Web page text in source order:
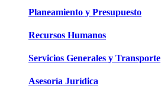
Planeamiento y Presupuesto
Recursos Humanos
Servicios Generales y Transporte
Asesoría Jurídica